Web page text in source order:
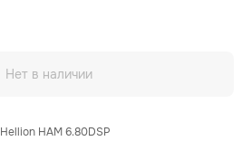
Нет в наличии
HAM 6.80DSP